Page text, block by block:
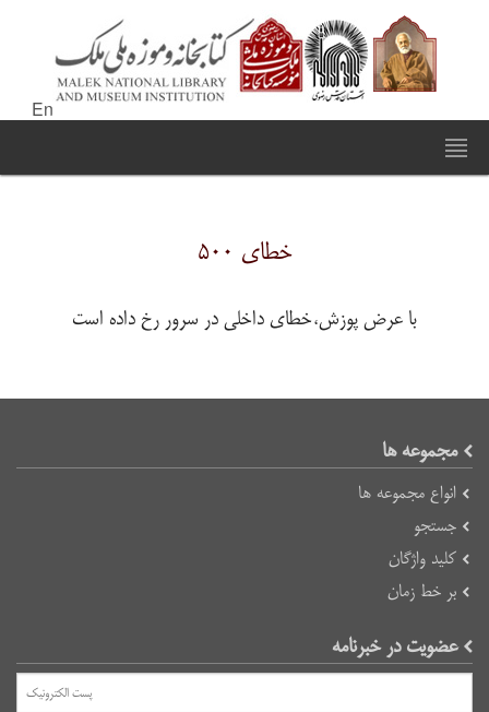
En
خطای ۵۰۰
با عرض پوزش،خطای داخلی در سرور رخ داده است
مجموعه ها
انواع مجموعه ها
جستجو
کلید واژگان
بر خط زمان
عضویت در خبرنامه